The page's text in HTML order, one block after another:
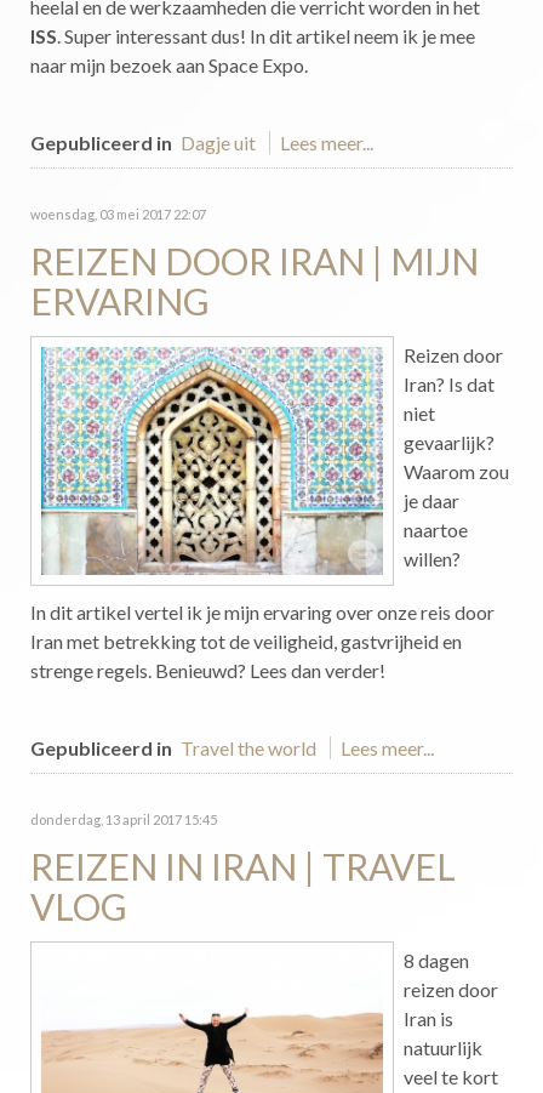
heelal en de werkzaamheden die verricht worden in het
ISS. Super interessant dus! In dit artikel neem ik je mee
naar mijn bezoek aan Space Expo.
Gepubliceerd in Dagje uit Lees meer...
woensdag, 03 mei 2017 22:07
REIZEN DOOR IRAN | MIJN
ERVARING
Reizen door
Iran? Is dat
niet
gevaarlijk?
Waarom zou
je daar
naartoe
willen?
In dit artikel vertel ik je mijn ervaring over onze reis door
Iran met betrekking tot de veiligheid, gastvrijheid en
strenge regels. Benieuwd? Lees dan verder!
Gepubliceerd in Travel the world Lees meer...
donderdag, 13 april 2017 15:45
REIZEN IN IRAN | TRAVEL
VLOG
8 dagen
reizen door
Iran is
natuurlijk
veel te kort